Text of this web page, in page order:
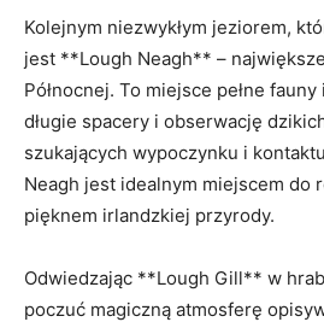
Kolejnym niezwykłym jeziorem,
jest **Lough Neagh** –
Północnej.⁤ To miejsce pełne
długie spacery⁤ i obserwację
szukających wypoczynku i
Neagh jest idealnym⁢ miejscem do
pięknem irlandzkiej przyrody.
Odwiedzając **Lough Gill** w
poczuć magiczną⁣ atmosferę